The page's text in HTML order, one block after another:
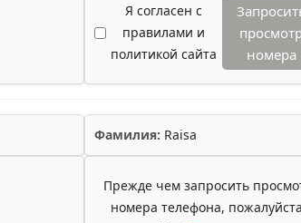
Я согласен с
правилами и
политикой сайта
номера
Фамилия: Raisa
Прежде чем запросить
номера телефона,